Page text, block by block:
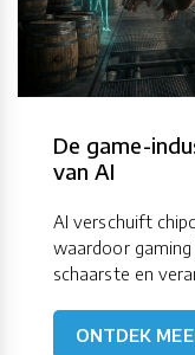
De game-
van AI
AI verschuift
waardoor
schaarste en
ONTDEK